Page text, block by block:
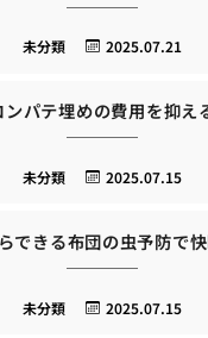
2025.07.21
未分類
ンパテ埋めの費用を抑え
2025.07.15
未分類
できる布団の虫予防で
2025.07.15
未分類